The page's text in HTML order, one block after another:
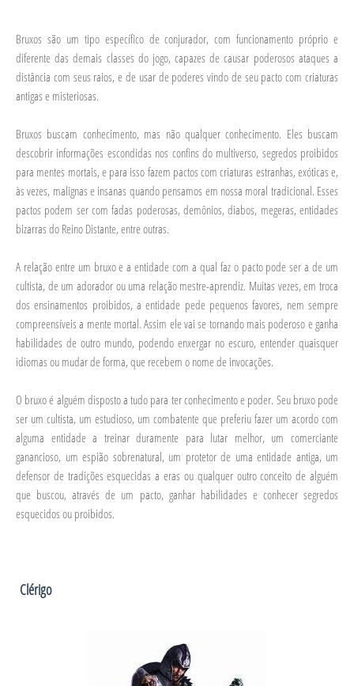
Bruxos são um tipo específico de conjurador, com funcionamento próprio e
diferente das demais classes do jogo, capazes de causar poderosos ataques a
distância com seus raios, e de usar de poderes vindo de seu pacto com criaturas
antigas e misteriosas.
Bruxos buscam conhecimento, mas não qualquer conhecimento. Eles buscam
descobrir informações escondidas nos confins do multiverso, segredos proibidos
para mentes mortais, e para isso fazem pactos com criaturas estranhas, exóticas e,
às vezes, malignas e insanas quando pensamos em nossa moral tradicional. Esses
pactos podem ser com fadas poderosas, demônios, diabos, megeras, entidades
bizarras do Reino Distante, entre outras.
A relação entre um bruxo e a entidade com a qual faz o pacto pode ser a de um
cultista, de um adorador ou uma relação mestre-aprendiz. Muitas vezes, em troca
dos ensinamentos proibidos, a entidade pede pequenos favores, nem sempre
compreensíveis a mente mortal. Assim ele vai se tornando mais poderoso e ganha
habilidades de outro mundo, podendo enxergar no escuro, entender quaisquer
idiomas ou mudar de forma, que recebem o nome de invocações.
O bruxo é alguém disposto a tudo para ter conhecimento e poder. Seu bruxo pode
ser um cultista, um estudioso, um combatente que preferiu fazer um acordo com
alguma entidade a treinar duramente para lutar melhor, um comerciante
ganancioso, um espião sobrenatural, um protetor de uma entidade antiga, um
defensor de tradições esquecidas a eras ou qualquer outro conceito de alguém
que buscou, através de um pacto, ganhar habilidades e conhecer segredos
esquecidos ou proibidos.
Clérigo